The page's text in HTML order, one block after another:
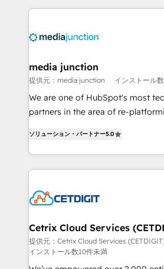
methodologies. As Latin
offer unparalleled insights. Operating in five
Mexico, USA, and Portugal—we've
hundred successful operations. Our approach,
rooted in RevOps principles,
training, planning, and
inbound marketing tactics, we
understanding, nurturing, and
competitive market.
media junction
提供元：media junction インストール
We are one of HubSpot's most
partners in the area of re-
implementations for mid-market
companies. We are woman-owned, powered by
coffee, and we ❤️ dogs. We produce award-winning
Impact Award 🏆2022 Technical
Award 🏆2020 Elite Solutions
Integrations HubSpot Impact
Marketing Enablement HubSpot
ソリューション・パートナー5.0
Cetrix Cloud Services
提供元：Cetrix Cloud Services
インストール数10件未満